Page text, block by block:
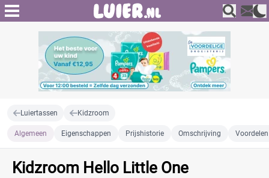
Luiertassen Kidzroom
Algemeen Eigenschappen Prijshistorie Omschrijving
Kidzroom Hello Little One